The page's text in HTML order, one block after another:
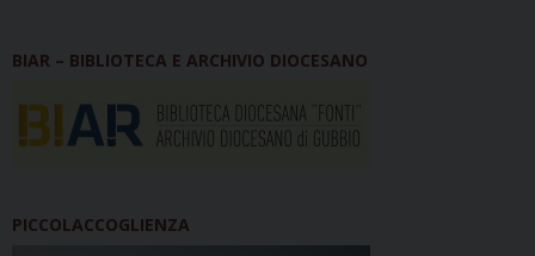
BIAR – BIBLIOTECA E ARCHIVIO DIOCESANO
PICCOLACCOGLIENZA